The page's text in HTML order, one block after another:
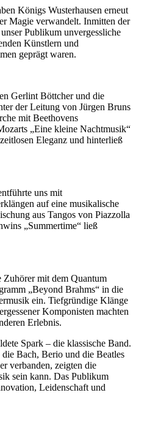
Königs Wusterhausen erneut
Magie verwandelt. Inmitten der
Publikum unvergessliche
Künstlern und
geprägt waren.
Gerlint Böttcher und die
der Leitung von Jürgen Bruns
mit Beethovens
„Eine kleine Nachtmusik“
Eleganz und hinterließ
uns mit
auf eine musikalische
aus Tangos von Piazzolla
„Summertime“ ließ
Zuhörer mit dem Quantum
„Beyond Brahms“ in die
ein. Tiefgründige Klänge
Komponisten machten
Erlebnis.
Spark – die klassische Band.
Bach, Berio und die Beatles
verbanden, zeigten die
sein kann. Das Publikum
Leidenschaft und